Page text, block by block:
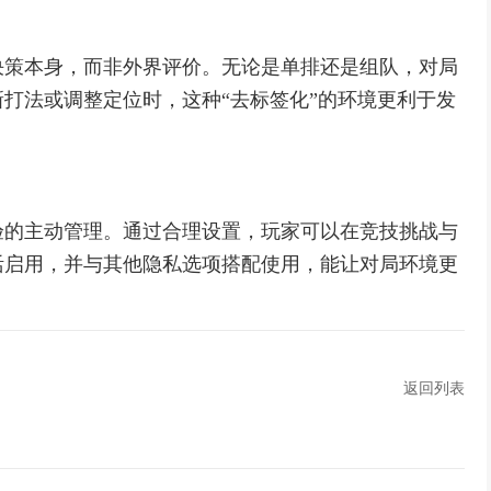
本身，而非外界评价。无论是单排还是组队，对局
法或调整定位时，这种“去标签化”的环境更利于发
主动管理。通过合理设置，玩家可以在竞技挑战与
用，并与其他隐私选项搭配使用，能让对局环境更
返回列表